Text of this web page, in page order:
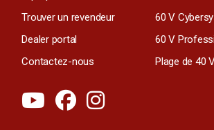
Trouver un revendeur
Dealer portal
Contactez-nous
60 V
60 V
Plage de 40